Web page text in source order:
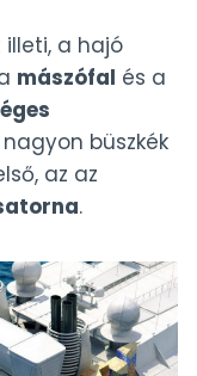
a hajó
mászófal és a
büszkék
az az
.